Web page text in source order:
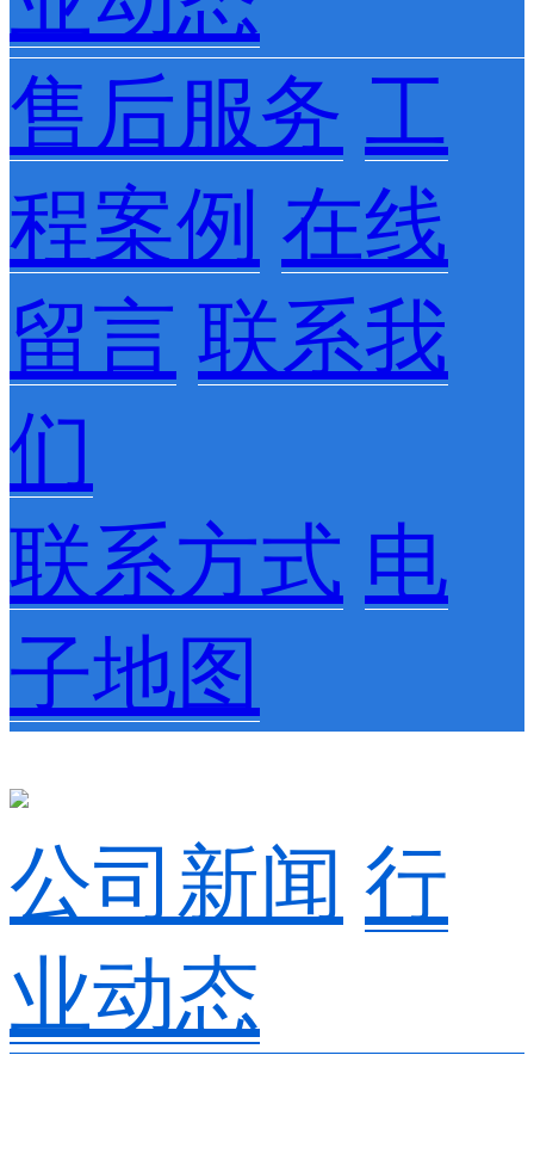
售后服务 工
程案例 在线
留言 联系我
们
联系方式 电
子地图
公司新闻 行
业动态